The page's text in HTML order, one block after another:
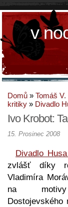
v
Domů » Tomáš
kritiky » Divadlo
Ivo Krobot:
15. Prosinec 2008
Divadlo
zvlášť díky
Vladimíra
na
Dostojevského